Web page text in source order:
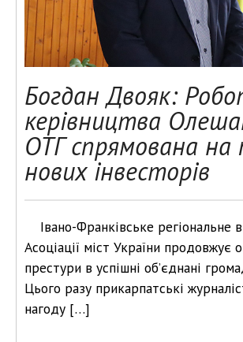
Богдан Двояк:
керівництва
ОТГ спрямована на
нових інвесторів
Івано-Франківське регіональне
Асоціації міст України продовжує
престури в успішні об’єднані
Цього разу прикарпатські
нагоду […]